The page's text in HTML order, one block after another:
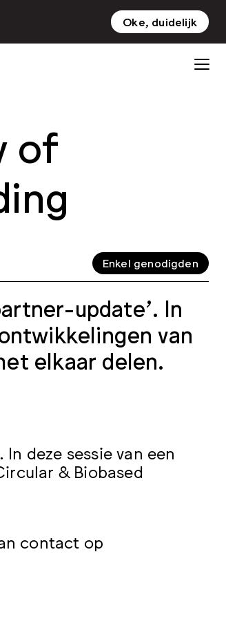
NL EN
of
Enkel genodigden
update’. In
van
elkaar delen.
deze sessie van een
& Biobased
contact op
Oke, duidelijk